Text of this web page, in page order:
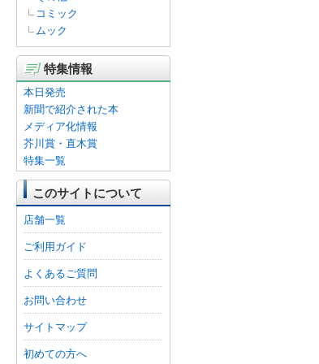
コミック
ムック
特集情報
本日発売
新聞で紹介された本
メディア化情報
芥川賞・直木賞
特集一覧
このサイトについて
店舗一覧
ご利用ガイド
よくあるご質問
お問い合わせ
サイトマップ
初めての方へ